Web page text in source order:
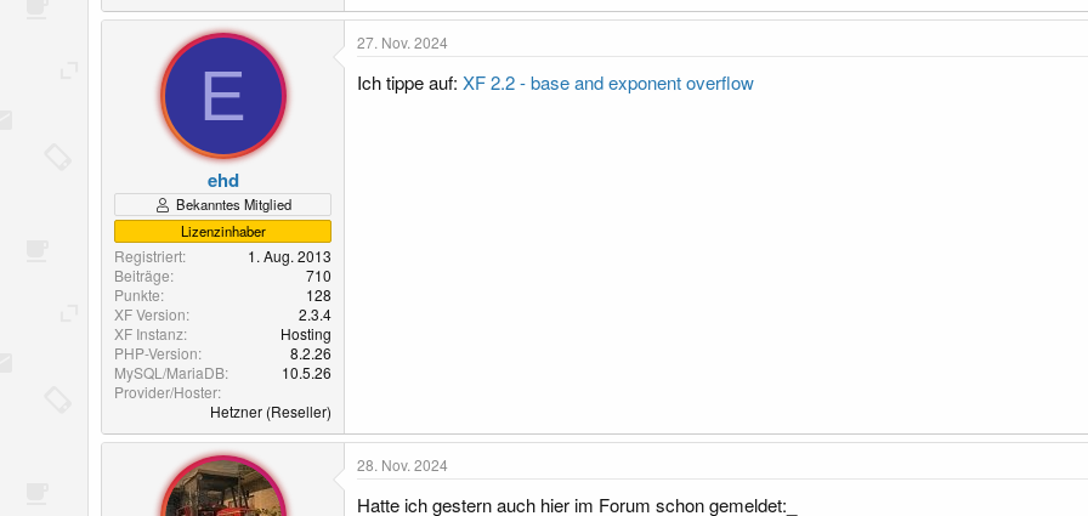
E
ehd
Bekanntes Mitglied
Lizenzinhaber
Registriert
1. Aug. 2013
Beiträge
710
Punkte
128
XF Version
2.3.4
XF Instanz
Hosting
PHP-Version
8.2.26
MySQL/MariaDB
10.5.26
Provider/Hoster
Hetzner (Reseller)
27. Nov. 2024
Ich tippe auf: XF 2.2 - base and exponent overflow
28. Nov. 2024
Hatte ich gestern auch hier im Forum schon gemeldet:_